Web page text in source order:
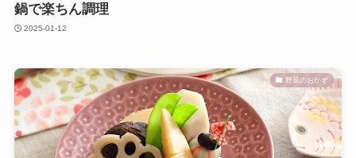
鍋で楽ちん調理
2025-01-12
野菜のおかず